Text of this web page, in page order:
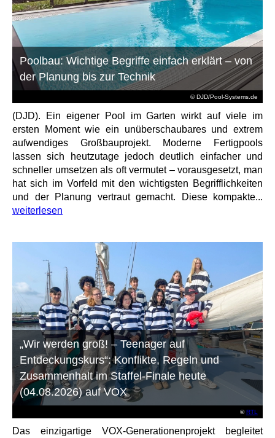
© DJD/Pool-Systems.de
Poolbau: Wichtige Begriffe einfach erklärt – von
der Planung bis zur Technik
(DJD). Ein eigener Pool im Garten wirkt auf viele im
ersten Moment wie ein unüberschaubares und extrem
aufwendiges Großbauprojekt. Moderne Fertigpools
lassen sich heutzutage jedoch deutlich einfacher und
schneller umsetzen als oft vermutet – vorausgesetzt, man
hat sich im Vorfeld mit den wichtigsten Begrifflichkeiten
und der Planung vertraut gemacht. Diese kompakte...
weiterlesen
©RTL
„Wir werden groß! – Teenager auf
Entdeckungskurs“: Konflikte, Regeln und
Zusammenhalt im Staffel-Finale heute
(04.08.2026) auf VOX
Das einzigartige VOX-Generationenprojekt begleitet